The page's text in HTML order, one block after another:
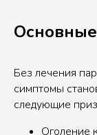
Без лечения
симптомы
следующие
Оголение